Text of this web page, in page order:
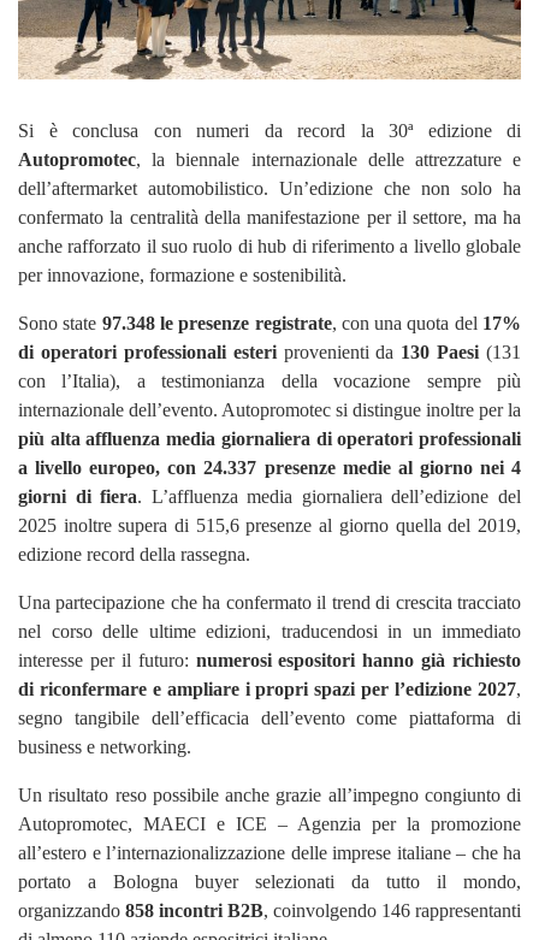
Si è conclusa con numeri da record la 30ª edizione di
Autopromotec, la biennale internazionale delle attrezzature e
dell’aftermarket automobilistico. Un’edizione che non solo ha
confermato la centralità della manifestazione per il settore, ma ha
anche rafforzato il suo ruolo di hub di riferimento a livello globale
per innovazione, formazione e sostenibilità.
Sono state 97.348 le presenze registrate, con una quota del 17%
di operatori professionali esteriprovenienti da 130 Paesi (131
con l’Italia), a testimonianza della vocazione sempre più
internazionale dell’evento. Autopromotec si distingue inoltre per la
più alta affluenza media giornaliera di operatori professionali
a livello europeo, con 24.337 presenze medie al giorno nei 4
giorni di fiera. L’affluenza media giornaliera dell’edizione del
2025 inoltre supera di 515,6 presenze al giorno quella del 2019,
edizione record della rassegna.
Una partecipazione che ha confermato il trend di crescita tracciato
nel corso delle ultime edizioni, traducendosi in un immediato
interesse per il futuro: numerosi espositori hanno già richiesto
di riconfermare e ampliare i propri spazi per l’edizione 2027,
segno tangibile dell’efficacia dell’evento come piattaforma di
business e networking.
Un risultato reso possibile anche grazie all’impegno congiunto di
Autopromotec, MAECI e ICE – Agenzia per la promozione
all’estero e l’internazionalizzazione delle imprese italiane – che ha
portato a Bologna buyer selezionati da tutto il mondo,
organizzando 858 incontri B2B, coinvolgendo 146 rappresentanti